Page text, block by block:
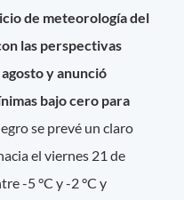
de meteorología del
las perspectivas
y anunció
bajo cero para
se prevé un claro
el viernes 21 de
-5 °C y -2 °C y